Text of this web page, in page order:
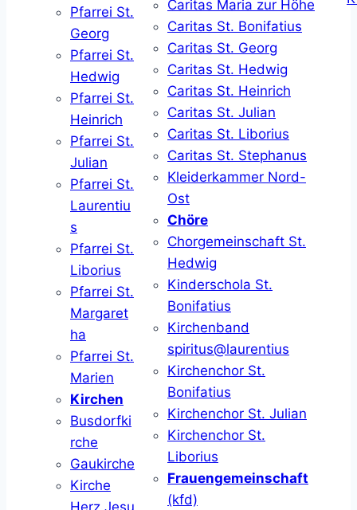
Pfarrei St.
Georg
Pfarrei St.
Hedwig
Pfarrei St.
Heinrich
Pfarrei St.
Julian
Pfarrei St.
Laurentiu
s
Pfarrei St.
Liborius
Pfarrei St.
Margaret
ha
Pfarrei St.
Marien
Kirchen
Busdorfki
rche
Gaukirche
Kirche
Herz Jesu
Caritas Maria zur Höhe
Caritas St. Bonifatius
Caritas St. Georg
Caritas St. Hedwig
Caritas St. Heinrich
Caritas St. Julian
Caritas St. Liborius
Caritas St. Stephanus
Kleiderkammer Nord-
Ost
Chöre
Chorgemeinschaft St.
Hedwig
Kinderschola St.
Bonifatius
Kirchenband
spiritus@laurentius
Kirchenchor St.
Bonifatius
Kirchenchor St. Julian
Kirchenchor St.
Liborius
Frauengemeinschaft
(kfd)